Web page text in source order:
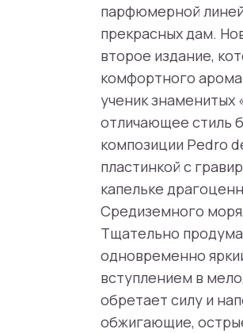
парфюмерной
прекрасных дам.
второе издание,
комфортного
ученик знаменитых
отличающее стиль
композиции Pedro
пластинкой с
капельке
Средиземного
Тщательно
одновременно
вступлением в
обретает силу и
обжигающие,